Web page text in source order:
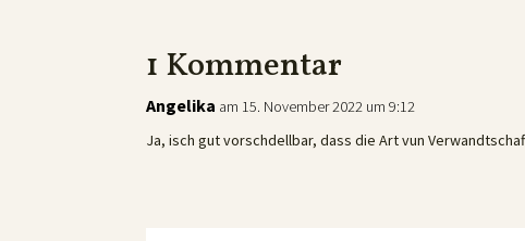
1 Kommentar
Angelika am 15. November 2022 um 9:12
Ja, isch gut vorschdellbar, dass die Art vun